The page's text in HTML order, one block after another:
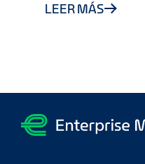
LEER MÁS